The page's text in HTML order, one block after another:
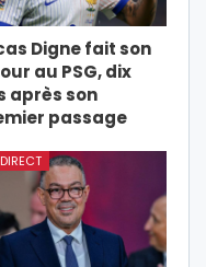
Digne fait son
au PSG, dix
après son
passage